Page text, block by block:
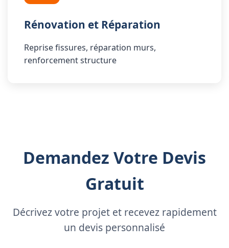
Rénovation et Réparation
Reprise fissures, réparation murs,
renforcement structure
Demandez Votre Devis
Gratuit
Décrivez votre projet et recevez rapidement
un devis personnalisé